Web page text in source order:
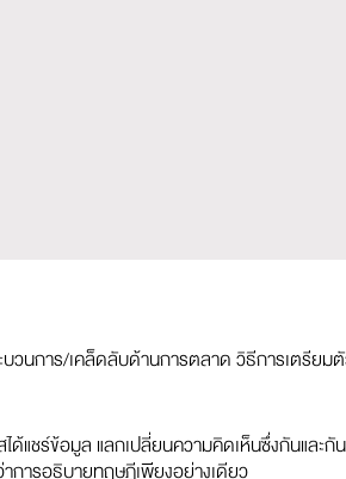
วนการ/เคล็ดลับด้านการตลาด วิธีการเตรียมตั
ด้แชร์ข้อมูล แลกเปลี่ยนความคิดเห็นซึ่งกันและกัน
การอธิบายทฤษฎีเพียงอย่างเดียว